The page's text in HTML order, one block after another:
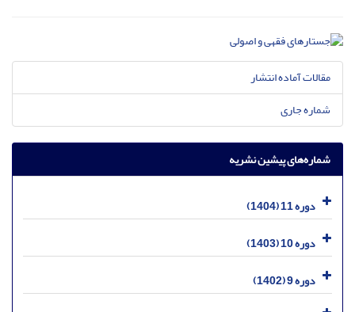
مقالات آماده انتشار
شماره جاری
شماره‌های پیشین نشریه
دوره 11 (1404)
دوره 10 (1403)
دوره 9 (1402)